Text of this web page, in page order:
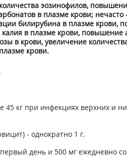
эозинофилов,
в плазме крови;
билирубина в плазме крови,
в плазме крови, повышение
в крови, увеличение
крови.
кг при инфекциях верхних и
- однократно 1 г.
день и 500 мг ежедневно со